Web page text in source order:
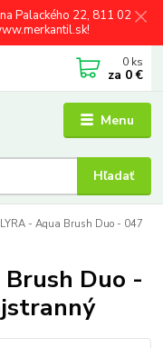
Palackého 22, 811 02
Menu
Hľadať
0 ks
za 0 €
- Aqua Brush Duo - 047
Duo -